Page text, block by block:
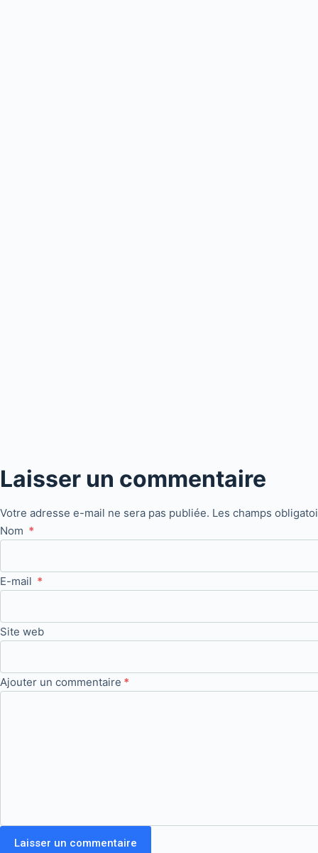
Laisser un commentaire
Votre adresse e-mail ne sera pas publiée. Les champs
Nom *
E-mail *
Site web
Ajouter un commentaire *
Laisser un commentaire